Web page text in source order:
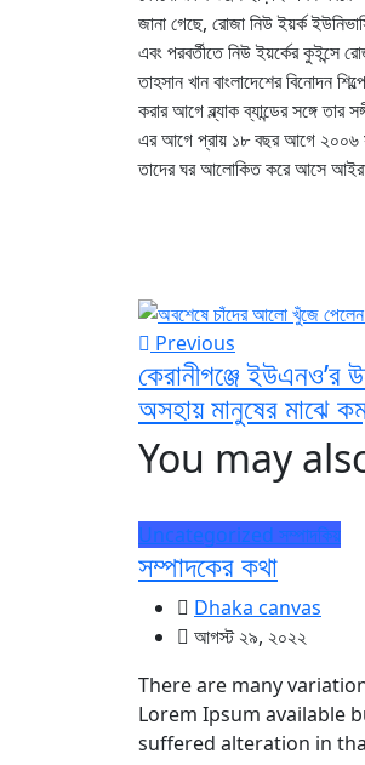
জানা গেছে, রোজা নিউ ইয়র্ক
এবং পরবর্তীতে নিউ ইয়র্কের কুইন্সে
তাহসান খান বাংলাদেশের বিনোদন
করার আগে ব্ল্যাক ব্যান্ডের সঙ্গে
এর আগে প্রায় ১৮ বছর আগে ২০০৬
তাদের ঘর আলোকিত করে আসে আইরা
Previous
কেরানীগঞ্জে ইউএনও’র
অসহায় মানুষের মাঝে
You may
Uncategorized সম্পাদকিয়
সম্পাদকের কথা
Dhaka canvas
আগস্ট ২৯, ২০২২
There are many
Lorem Ipsum available
suffered alteration in